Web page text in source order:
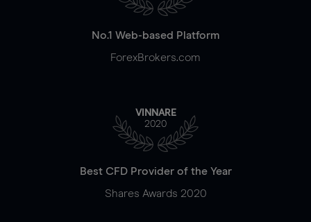
No.1 Web-based Platform
ForexBrokers.com
VINNARE
2020
Best CFD Provider of the Year
Shares Awards 2020